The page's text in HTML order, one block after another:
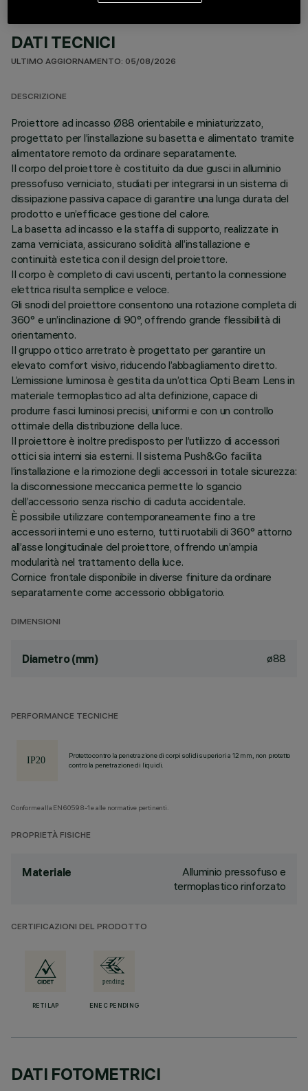
DATI TECNICI
ULTIMO AGGIORNAMENTO: 05/08/2026
DESCRIZIONE
Proiettore ad incasso Ø88 orientabile e miniaturizzato,
progettato per l’installazione su basetta e alimentato tramite
alimentatore remoto da ordinare separatamente.
Il corpo del proiettore è costituito da due gusci in alluminio
pressofuso verniciato, studiati per integrarsi in un sistema di
dissipazione passiva capace di garantire una lunga durata del
prodotto e un’efficace gestione del calore.
La basetta ad incasso e la staffa di supporto, realizzate in
zama verniciata, assicurano solidità all’installazione e
continuità estetica con il design del proiettore.
Il corpo è completo di cavi uscenti, pertanto la connessione
elettrica risulta semplice e veloce.
Gli snodi del proiettore consentono una rotazione completa di
360° e un’inclinazione di 90°, offrendo grande flessibilità di
orientamento.
Il gruppo ottico arretrato è progettato per garantire un
elevato comfort visivo, riducendo l’abbagliamento diretto.
L’emissione luminosa è gestita da un’ottica Opti Beam Lens in
materiale termoplastico ad alta definizione, capace di
produrre fasci luminosi precisi, uniformi e con un controllo
ottimale della distribuzione della luce.
Il proiettore è inoltre predisposto per l’utilizzo di accessori
ottici sia interni sia esterni. Il sistema Push&Go facilita
l’installazione e la rimozione degli accessori in totale sicurezza:
la disconnessione meccanica permette lo sgancio
dell’accessorio senza rischio di caduta accidentale.
È possibile utilizzare contemporaneamente fino a tre
accessori interni e uno esterno, tutti ruotabili di 360° attorno
all’asse longitudinale del proiettore, offrendo un’ampia
modularità nel trattamento della luce.
Cornice frontale disponibile in diverse finiture da ordinare
separatamente come accessorio obbligatorio.
DIMENSIONI
Diametro (mm) ø88
PERFORMANCE TECNICHE
Protetto contro la penetrazione di corpi solidi superiori a 12 mm, non protetto
contro la penetrazione di liquidi.
Conforme alla EN60598-1 e alle normative pertinenti.
PROPRIETÀ FISICHE
Materiale
Alluminio pressofuso e
termoplastico rinforzato
CERTIFICAZIONI DEL PRODOTTO
RETILAP ENEC PENDING
DATI FOTOMETRICI